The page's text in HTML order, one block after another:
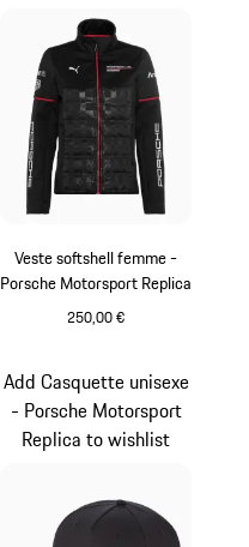
Veste softshell femme -
Porsche Motorsport Replica
250,00 €
Add Casquette unisexe
- Porsche Motorsport
Replica to wishlist